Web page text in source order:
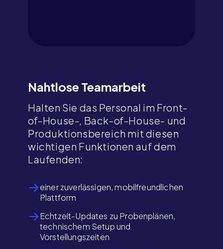
Nahtlose Teamarbeit
Halten Sie das Personal im Front-
of-House-, Back-of-House- und
Produktionsbereich mit diesen
wichtigen Funktionen auf dem
Laufenden:
einer zuverlässigen, mobilfreundlichen
Plattform
Echtzeit-Updates zu Probenplänen,
technischem Setup und
Vorstellungszeiten